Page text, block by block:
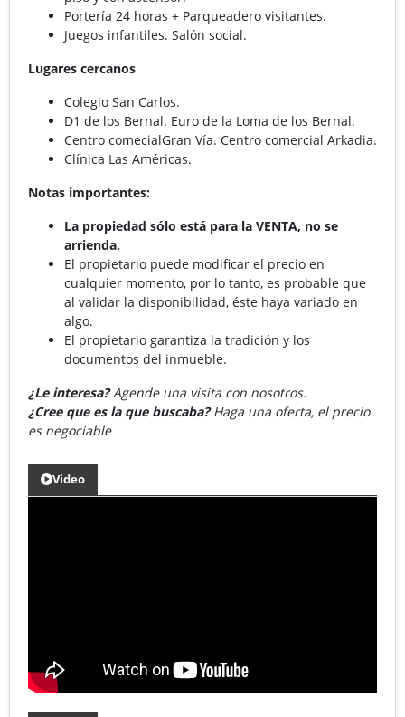
Portería 24 horas + Parqueadero visitantes.
Juegos infantiles. Salón social.
Lugares cercanos
Colegio San Carlos.
D1 de los Bernal. Euro de la Loma de los Bernal.
Centro comecialGran Vía. Centro comercial Arkadia.
Clínica Las Américas.
Notas importantes:
La propiedad sólo está para la VENTA, no se
arrienda.
El propietario puede modificar el precio en
cualquier momento, por lo tanto, es probable que
al validar la disponibilidad, éste haya variado en
algo.
El propietario garantiza la tradición y los
documentos del inmueble.
¿Le interesa?Agende una visita con nosotros.
¿Cree que es la que buscaba?Haga una oferta, el precio
es negociable
Video